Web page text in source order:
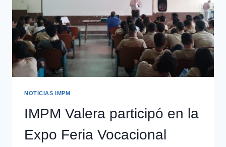
NOTICIAS IMPM
IMPM Valera participó en la
Expo Feria Vocacional